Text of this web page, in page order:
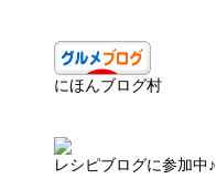
にほんブログ村
レシピブログに参加中♪